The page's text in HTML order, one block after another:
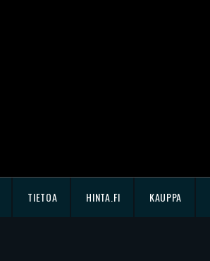
TIETOA HINTA.FI KAUPPA